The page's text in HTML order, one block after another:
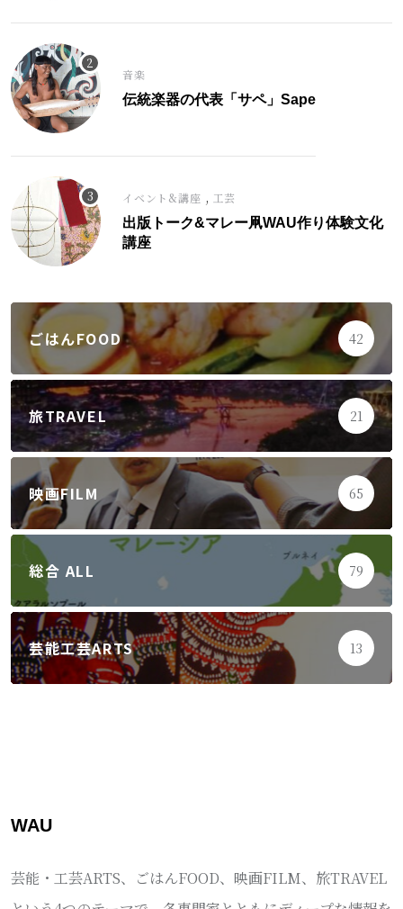
音楽
伝統楽器の代表「サペ」Sape
イベント&講座 , 工芸
出版トーク&マレー凧WAU作り体験文化
講座
ごはんFOOD 42
旅TRAVEL 21
映画FILM 65
総合 ALL 79
芸能工芸ARTS 13
WAU
芸能・工芸ARTS、ごはんFOOD、映画FILM、旅TRAVEL